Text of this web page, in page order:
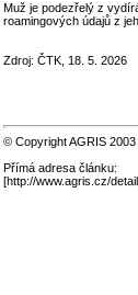
Muž je podezřelý z
roamingových údajů z
Zdroj: ČTK, 18. 5. 2026
© Copyright AGRIS
Přímá adresa článku:
[http://www.agris.cz/